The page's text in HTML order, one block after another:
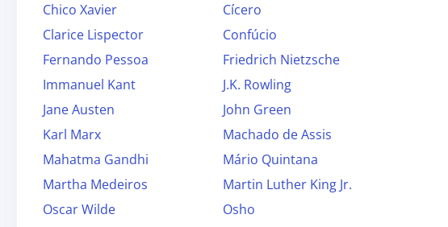
Chico Xavier
Cícero
Clarice Lispector
Confúcio
Fernando Pessoa
Friedrich Nietzsche
Immanuel Kant
J.K. Rowling
Jane Austen
John Green
Karl Marx
Machado de Assis
Mahatma Gandhi
Mário Quintana
Martha Medeiros
Martin Luther King Jr.
Oscar Wilde
Osho